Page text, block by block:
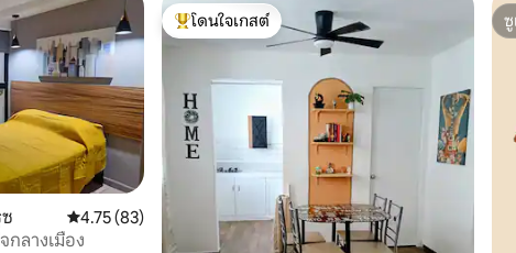
คะแนนเฉลี่ย 4.75 จาก 5, 83 รีวิว
4.75 (83)
กลางเมือง
โดนใจเกสต์ที่สุด
โดนใจเกสต์ ซู